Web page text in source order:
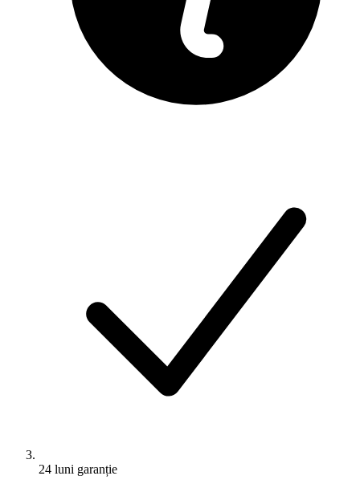
24 luni garanție